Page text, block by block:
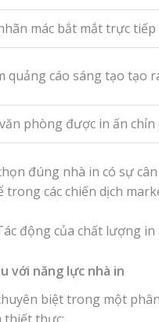
mác bắt mắt trực
quảng cáo sáng tạo tạo
phòng được in ấn
đúng nhà in có sự
các chiến dịch
với năng lực nhà in
biệt trong một